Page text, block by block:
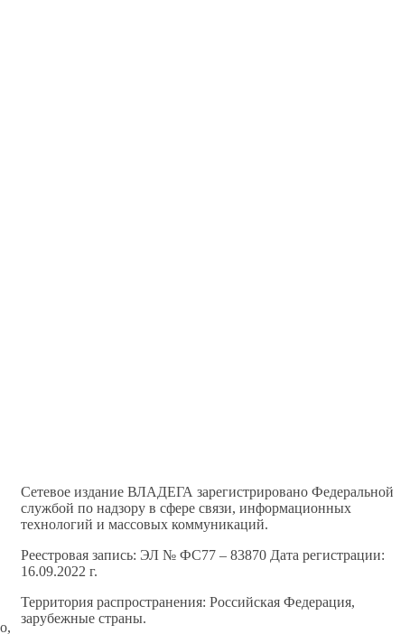
Сетевое издание ВЛАДЕГА зарегистрировано Федеральной
службой по надзору в сфере связи, информационных
технологий и массовых коммуникаций.
Реестровая запись: ЭЛ № ФС77 – 83870 Дата регистрации:
16.09.2022 г.
Территория распространения: Российская Федерация,
зарубежные страны.